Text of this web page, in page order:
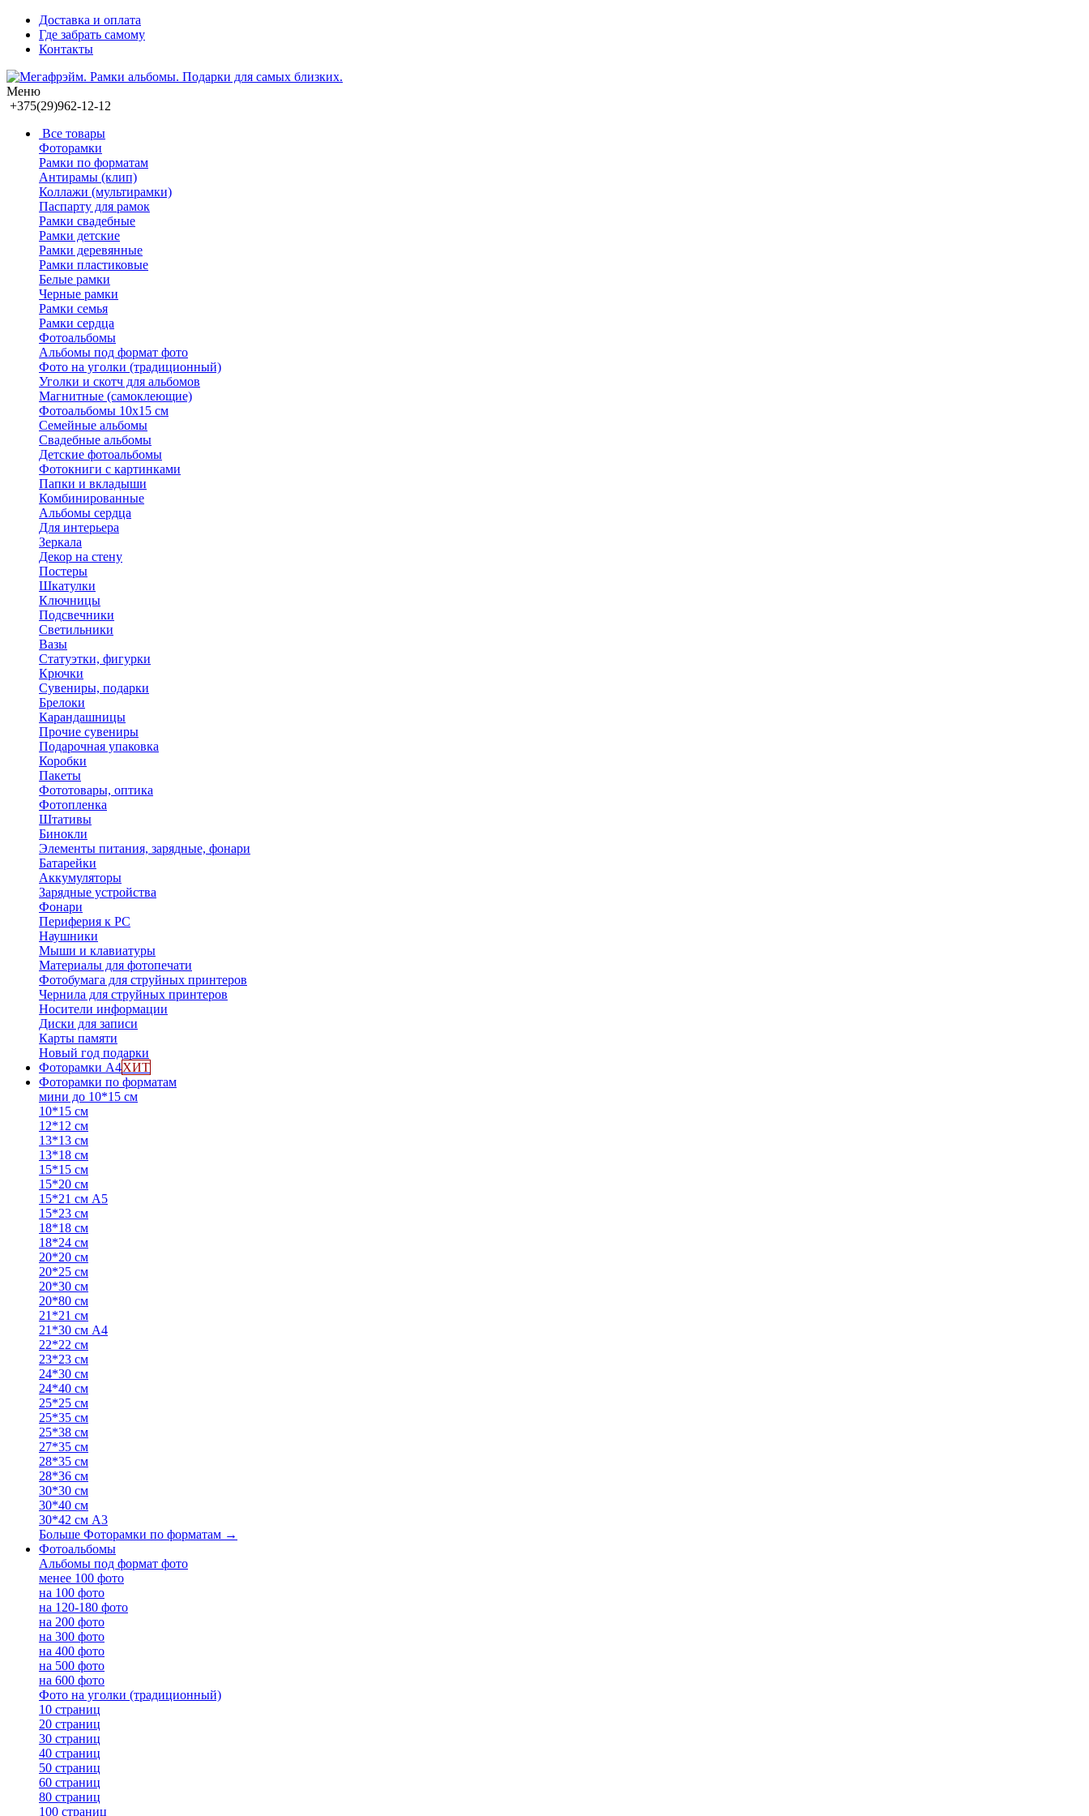
Доставка и оплата
Где забрать самому
Контакты
Меню
+375(29)962-12-12
Все товары
Фоторамки
Рамки по форматам
Антирамы (клип)
Коллажи (мультирамки)
Паспарту для рамок
Рамки свадебные
Рамки детские
Рамки деревянные
Рамки пластиковые
Белые рамки
Черные рамки
Рамки семья
Рамки сердца
Фотоальбомы
Альбомы под формат фото
Фото на уголки (традиционный)
Уголки и скотч для альбомов
Магнитные (самоклеющие)
Фотоальбомы 10х15 см
Семейные альбомы
Свадебные альбомы
Детские фотоальбомы
Фотокниги с картинками
Папки и вкладыши
Комбинированные
Альбомы сердца
Для интерьера
Зеркала
Декор на стену
Постеры
Шкатулки
Ключницы
Подсвечники
Светильники
Вазы
Статуэтки, фигурки
Крючки
Сувениры, подарки
Брелоки
Карандашницы
Прочие сувениры
Подарочная упаковка
Коробки
Пакеты
Фототовары, оптика
Фотопленка
Штативы
Бинокли
Элементы питания, зарядные, фонари
Батарейки
Аккумуляторы
Зарядные устройства
Фонари
Периферия к PC
Наушники
Мыши и клавиатуры
Материалы для фотопечати
Фотобумага для струйных принтеров
Чернила для струйных принтеров
Носители информации
Диски для записи
Карты памяти
Новый год подарки
Фоторамки А4ХИТ
Фоторамки по форматам
мини до 10*15 см
10*15 см
12*12 см
13*13 см
13*18 см
15*15 см
15*20 см
15*21 см А5
15*23 см
18*18 см
18*24 см
20*20 см
20*25 см
20*30 см
20*80 см
21*21 см
21*30 см А4
22*22 см
23*23 см
24*30 см
24*40 см
25*25 см
25*35 см
25*38 см
27*35 см
28*35 см
28*36 см
30*30 см
30*40 см
30*42 см А3
Больше Фоторамки по форматам →
Фотоальбомы
Альбомы под формат фото
менее 100 фото
на 100 фото
на 120-180 фото
на 200 фото
на 300 фото
на 400 фото
на 500 фото
на 600 фото
Фото на уголки (традиционный)
10 страниц
20 страниц
30 страниц
40 страниц
50 страниц
60 страниц
80 страниц
100 страниц